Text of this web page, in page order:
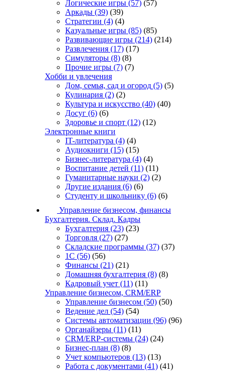
Логические игры (57) (57)
Аркады (39) (39)
Стратегии (4) (4)
Казуальные игры (85) (85)
Развивающие игры (214) (214)
Развлечения (17) (17)
Симуляторы (8) (8)
Прочие игры (7) (7)
Хобби и увлечения
Дом, семья, сад и огород (5) (5)
Кулинария (2) (2)
Культура и искусство (40) (40)
Досуг (6) (6)
Здоровье и спорт (12) (12)
Электронные книги
IT-литература (4) (4)
Аудиокниги (15) (15)
Бизнес-литература (4) (4)
Воспитание детей (11) (11)
Гуманитарные науки (2) (2)
Другие издания (6) (6)
Студенту и школьнику (6) (6)
Управление бизнесом, финансы
Бухгалтерия. Склад. Кадры
Бухгалтерия (23) (23)
Торговля (27) (27)
Складские программы (37) (37)
1С (56) (56)
Финансы (21) (21)
Домашняя бухгалтерия (8) (8)
Кадровый учет (11) (11)
Управление бизнесом, CRM/ERP
Управление бизнесом (50) (50)
Ведение дел (54) (54)
Системы автоматизации (96) (96)
Органайзеры (11) (11)
CRM/ERP-системы (24) (24)
Бизнес-план (8) (8)
Учет компьютеров (13) (13)
Работа с документами (41) (41)